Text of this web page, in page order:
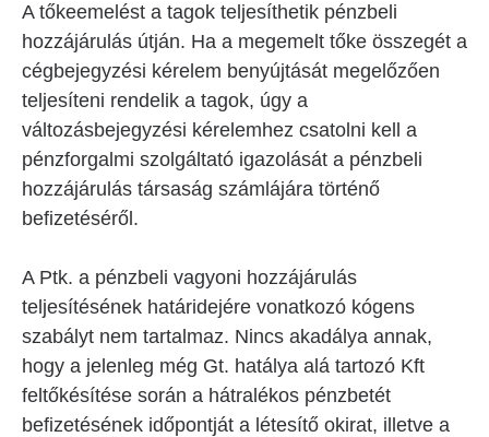
A tőkeemelést a tagok teljesíthetik pénzbeli
hozzájárulás útján. Ha a megemelt tőke összegét a
cégbejegyzési kérelem benyújtását megelőzően
teljesíteni rendelik a tagok, úgy a
változásbejegyzési kérelemhez csatolni kell a
pénzforgalmi szolgáltató igazolását a pénzbeli
hozzájárulás társaság számlájára történő
befizetéséről.
A Ptk. a pénzbeli vagyoni hozzájárulás
teljesítésének határidejére vonatkozó kógens
szabályt nem tartalmaz. Nincs akadálya annak,
hogy a jelenleg még Gt. hatálya alá tartozó Kft
feltőkésítése során a hátralékos pénzbetét
befizetésének időpontját a létesítő okirat, illetve a